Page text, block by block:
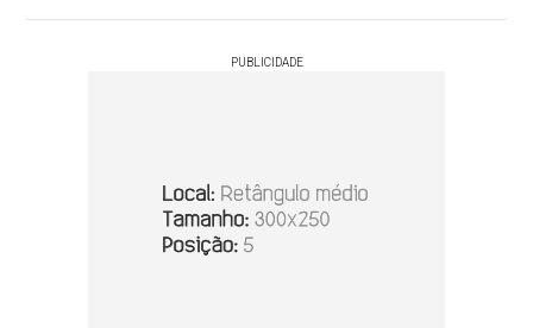
PUBLICIDADE